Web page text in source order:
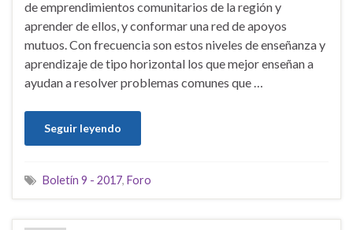
de emprendimientos comunitarios de la región y
aprender de ellos, y conformar una red de apoyos
mutuos. Con frecuencia son estos niveles de enseñanza y
aprendizaje de tipo horizontal los que mejor enseñan a
ayudan a resolver problemas comunes que …
Seguir leyendo
Boletín 9 - 2017, Foro